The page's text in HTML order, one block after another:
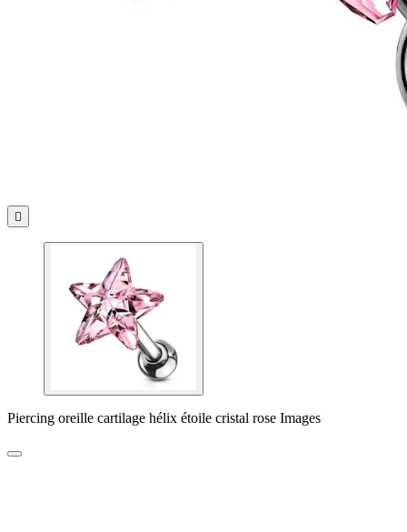

Piercing oreille cartilage hélix étoile cristal rose Images